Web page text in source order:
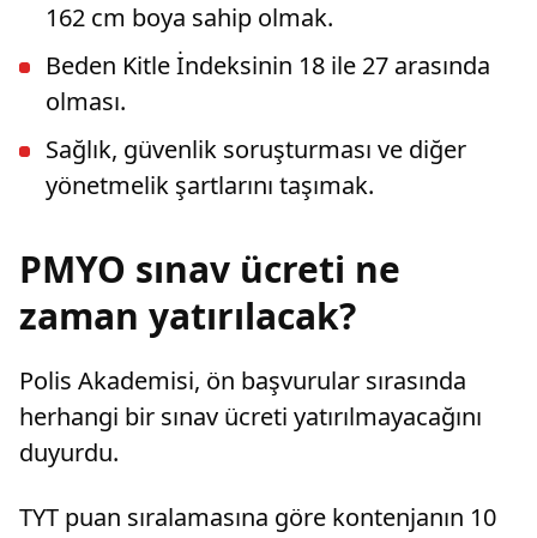
162 cm boya sahip olmak.
Beden Kitle İndeksinin 18 ile 27 arasında
olması.
Sağlık, güvenlik soruşturması ve diğer
yönetmelik şartlarını taşımak.
PMYO sınav ücreti ne
zaman yatırılacak?
Polis Akademisi, ön başvurular sırasında
herhangi bir sınav ücreti yatırılmayacağını
duyurdu.
TYT puan sıralamasına göre kontenjanın 10